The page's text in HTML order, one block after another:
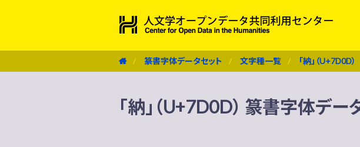
篆書字体データセット 文字種一覧 「納」（U+7D0D）
「納」（U+7D0D） 篆書字体デー